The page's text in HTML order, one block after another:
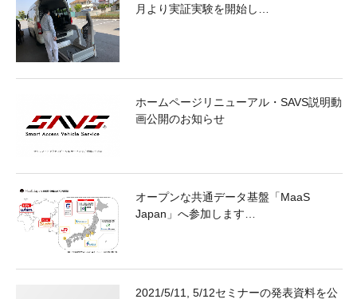
月より実証実験を開始し…
ホームページリニューアル・SAVS説明動
画公開のお知らせ
オープンな共通データ基盤「MaaS
Japan」へ参加します…
2021/5/11, 5/12セミナーの発表資料を公